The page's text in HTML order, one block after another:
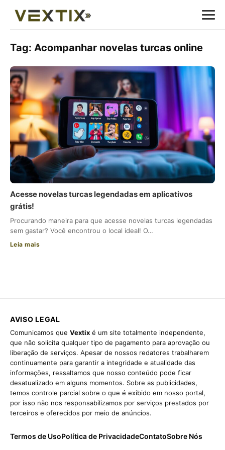
Tag: Acompanhar novelas turcas online
Acesse novelas turcas legendadas em aplicativos
grátis!
Procurando maneira para que acesse novelas turcas legendadas
sem gastar? Você encontrou o local ideal! O…
Leia mais
AVISO LEGAL
Comunicamos que Vextix é um site totalmente independente,
que não solicita qualquer tipo de pagamento para aprovação ou
liberação de serviços. Apesar de nossos redatores trabalharem
continuamente para garantir a integridade e atualidade das
informações, ressaltamos que nosso conteúdo pode ficar
desatualizado em alguns momentos. Sobre as publicidades,
temos controle parcial sobre o que é exibido em nosso portal,
por isso não nos responsabilizamos por serviços prestados por
terceiros e oferecidos por meio de anúncios.
Termos de UsoPolítica de PrivacidadeContatoSobre Nós